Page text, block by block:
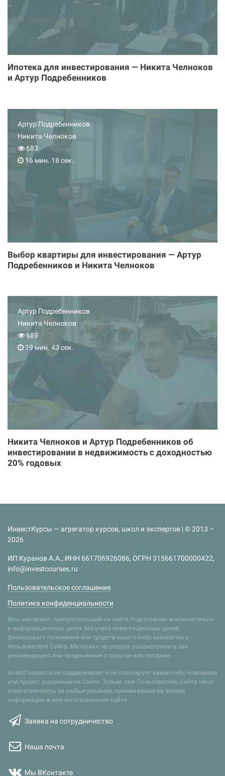
Ипотека для инвестирования — Никита Челноков
и Артур Подребенников
Артур Подребенников
Никита Челноков
683
16 мин. 18 сек.
Выбор квартиры для инвестирования — Артур
Подребенников и Никита Челноков
Артур Подребенников
Никита Челноков
689
19 мин. 43 сек.
Никита Челноков и Артур Подребенников об
инвестировании в недвижимость с доходностью
20% годовых
ИнвестКурсы — агрегатор курсов, школ и экспертов | © 2013 –
2026
ИП Куранов А.А., ИНН 661706926086, ОГРН 315661700000422,
info@investcourses.ru
Пользовательское соглашение
Политика конфиденциальности
Весь материал, присутствующий на сайте, подготовлен исключительно
в информационных целях без учета инвестиционных целей,
финансового положения или средств какого-либо конкретного
пользователя Сайта. Материал не следует рассматривать как
рекомендацию или предложение о покупке или продаже.
InvestCourses.ru не поддерживает и не спонсирует какую-либо компанию
или проект, указанные на Сайте. Только сам Пользователь Сайта несет
ответственность за любые решения, принимаемые на основе
информации и/или использования сайта.
Заявка на сотрудничество
Наша почта
Мы ВКонтакте